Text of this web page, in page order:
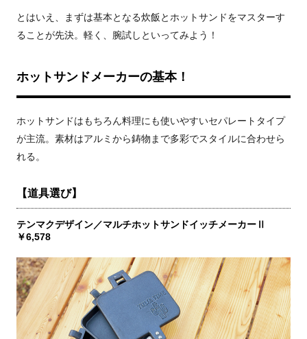
とはいえ、まずは基本となる炊飯とホットサンドをマスターす
ることが先決。軽く、腕試しといってみよう！
ホットサンドメーカーの基本！
ホットサンドはもちろん料理にも使いやすいセパレートタイプ
が主流。素材はアルミから鋳物まで多彩でスタイルに合わせら
れる。
【道具選び】
テンマクデザイン／マルチホットサンドイッチメーカーⅡ
￥6,578